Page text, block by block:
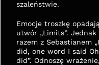
szaleństwie.
Emocje troszkę
utwór „Limits”.
razem z Sebastianem
did, one word I said
did”. Odnoszę